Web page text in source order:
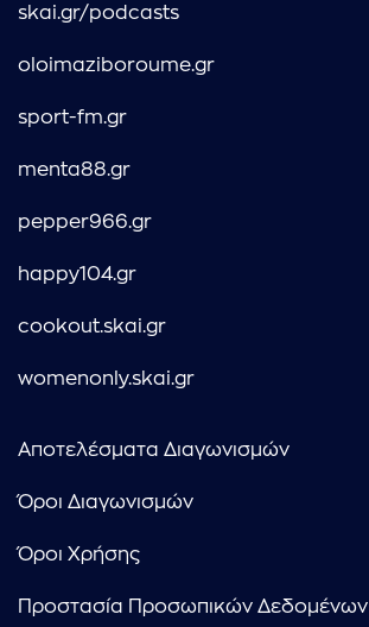
skai.gr/podcasts
oloimaziboroume.gr
sport-fm.gr
menta88.gr
pepper966.gr
happy104.gr
cookout.skai.gr
womenonly.skai.gr
Αποτελέσματα Διαγωνισμών
Όροι Διαγωνισμών
Όροι Χρήσης
Προστασία Προσωπικών Δεδομένων